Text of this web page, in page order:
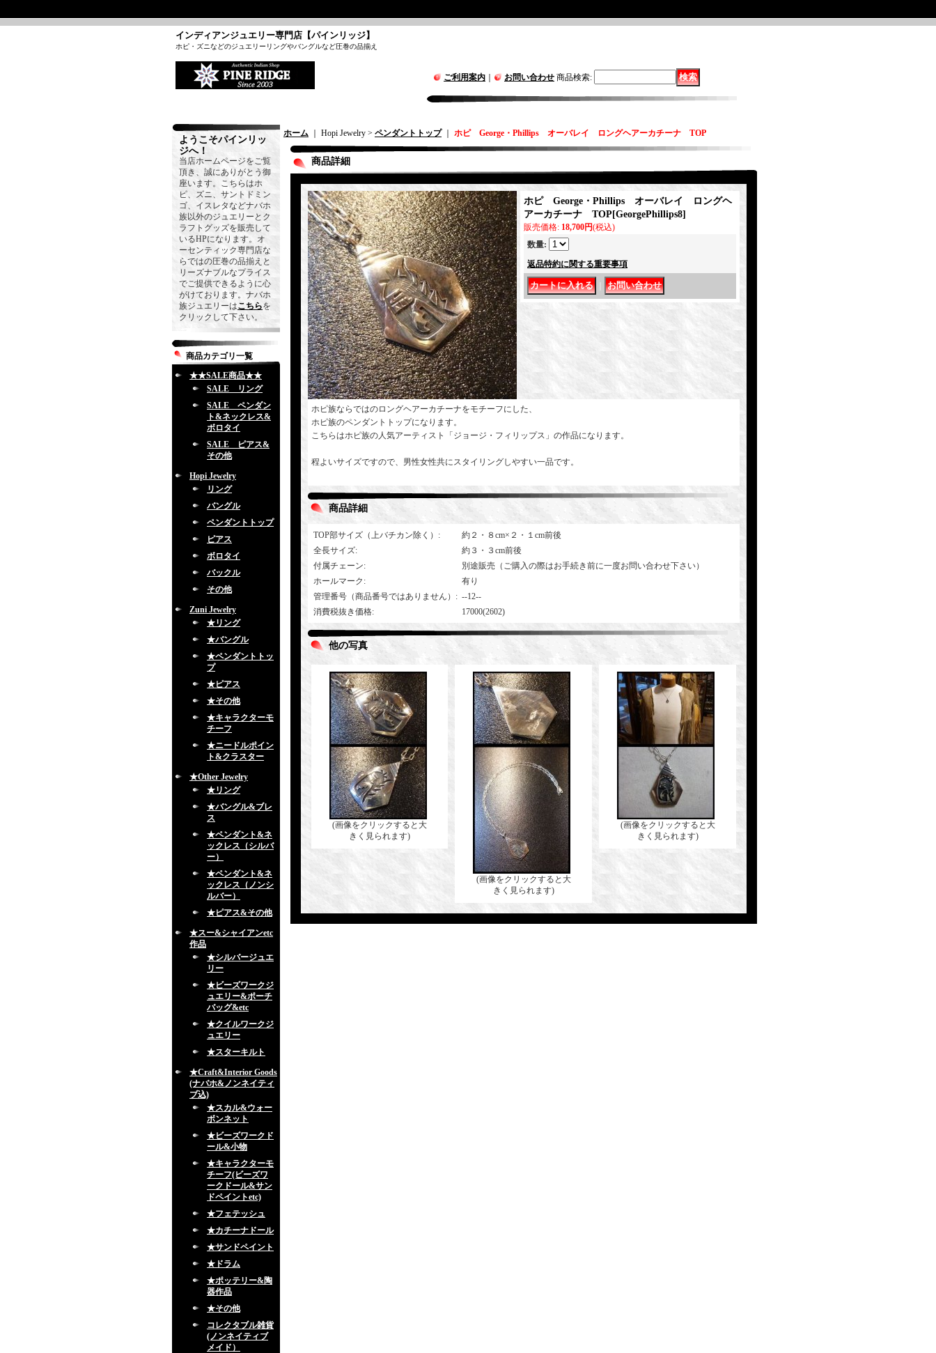
インディアンジュエリー専門店【パインリッジ】
ホピ・ズニなどのジュエリーリングやバングルなど圧巻の品揃え
ご利用案内 お問い合わせ 商品検索:
ようこそパインリッ
ジへ！
当店ホームページをご覧
頂き、誠にありがとう御
座います。こちらはホ
ピ、ズニ、サントドミン
ゴ、イスレタなどナバホ
族以外のジュエリーとク
ラフトグッズを販売して
いるHPになります。オ
ーセンティック専門店な
らではの圧巻の品揃えと
リーズナブルなプライス
でご提供できるように心
がけております。ナバホ
族ジュエリーはこちらを
クリックして下さい。
商品カテゴリ一覧
★★SALE商品★★
SALE リング
SALE ペンダン
ト&ネックレス&
ボロタイ
SALE ピアス&
その他
Hopi Jewelry
リング
バングル
ペンダントトップ
ピアス
ボロタイ
バックル
その他
Zuni Jewelry
★リング
★バングル
★ペンダントトッ
プ
★ピアス
★その他
★キャラクターモ
チーフ
★ニードルポイン
ト&クラスター
★Other Jewelry
★リング
★バングル&ブレ
ス
★ペンダント&ネ
ックレス（シルバ
ー）
★ペンダント&ネ
ックレス（ノンシ
ルバー）
★ピアス&その他
★スー&シャイアンetc
作品
★シルバージュエ
リー
★ビーズワークジ
ュエリー&ポーチ
バッグ&etc
★クイルワークジ
ュエリー
★スターキルト
★Craft&Interior Goods
(ナバホ&ノンネイティ
ブ込)
★スカル&ウォー
ボンネット
★ビーズワークド
ール&小物
★キャラクターモ
チーフ(ビーズワ
ークドール&サン
ドペイントetc)
★フェテッシュ
★カチーナドール
★サンドペイント
★ドラム
★ポッテリー&陶
器作品
★その他
コレクタブル雑貨
(ノンネイティブ
メイド）
ホーム ｜ Hopi Jewelry > ペンダントトップ｜ ホピ George・Phillips オーバレイ ロングヘアーカチーナ TOP
商品詳細
ホピ George・Phillips オーバレイ ロングヘ
アーカチーナ TOP [GeorgePhillips8]
販売価格: 18,700円(税込)
数量:
返品特約に関する重要事項
ホピ族ならではのロングヘアーカチーナをモチーフにした、
ホピ族のペンダントトップになります。
こちらはホピ族の人気アーティスト「ジョージ・フィリップス」の作品になります。
程よいサイズですので、男性女性共にスタイリングしやすい一品です。
商品詳細
TOP部サイズ（上バチカン除く） :
約２・８cm×２・１cm前後
全長サイズ:
約３・３cm前後
付属チェーン:
別途販売（ご購入の際はお手続き前に一度お問い合わせ下さい）
ホールマーク :
有り
管理番号（商品番号ではありません） : --12--
消費税抜き価格: 17000(2602)
他の写真
(画像をクリックすると大
きく見られます)
(画像をクリックすると大
きく見られます)
(画像をクリックすると大
きく見られます)